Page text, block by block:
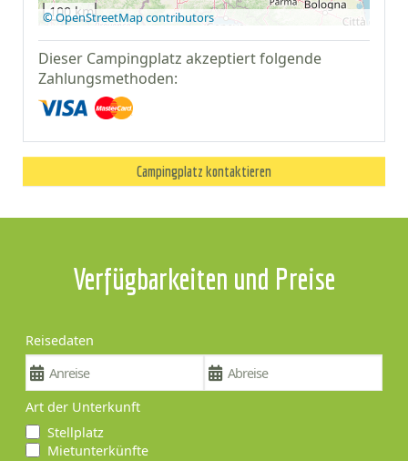
100 km
© OpenStreetMap contributors
Dieser Campingplatz akzeptiert folgende
Zahlungsmethoden:
Campingplatz kontaktieren
Verfügbarkeiten und Preise
Reisedaten
Art der Unterkunft
Stellplatz
Mietunterkünfte